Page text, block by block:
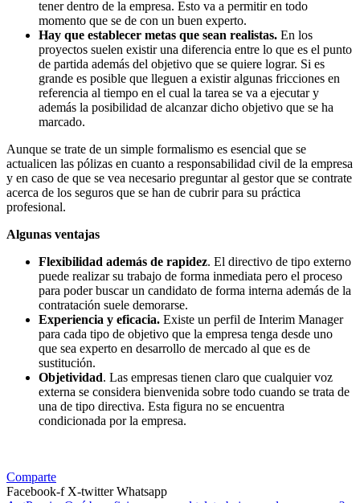
tener dentro de la empresa. Esto va a permitir en todo
momento que se de con un buen experto.
Hay que establecer metas que sean realistas. En los
proyectos suelen existir una diferencia entre lo que es el punto
de partida además del objetivo que se quiere lograr. Si es
grande es posible que lleguen a existir algunas fricciones en
referencia al tiempo en el cual la tarea se va a ejecutar y
además la posibilidad de alcanzar dicho objetivo que se ha
marcado.
Aunque se trate de un simple formalismo es esencial que se
actualicen las pólizas en cuanto a responsabilidad civil de la empresa
y en caso de que se vea necesario preguntar al gestor que se contrate
acerca de los seguros que se han de cubrir para su práctica
profesional.
Algunas ventajas
Flexibilidad además de rapidez. El directivo de tipo externo
puede realizar su trabajo de forma inmediata pero el proceso
para poder buscar un candidato de forma interna además de la
contratación suele demorarse.
Experiencia y eficacia. Existe un perfil de Interim Manager
para cada tipo de objetivo que la empresa tenga desde uno
que sea experto en desarrollo de mercado al que es de
sustitución.
Objetividad. Las empresas tienen claro que cualquier voz
externa se considera bienvenida sobre todo cuando se trata de
una de tipo directiva. Esta figura no se encuentra
condicionada por la empresa.
Comparte
Facebook-f X-twitter Whatsapp